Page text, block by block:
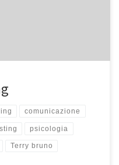
comunicazione
psicologia
Terry bruno